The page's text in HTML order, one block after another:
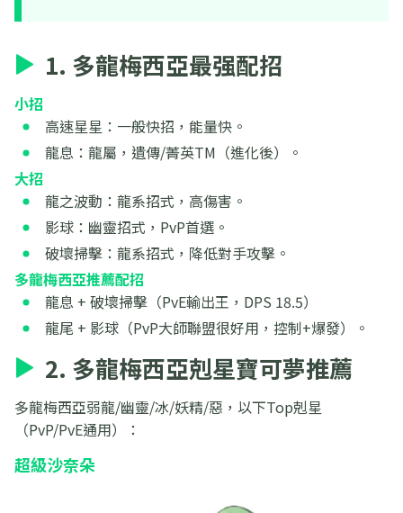
1. 多龍梅西亞最强配招
小招
高速星星：一般快招，能量快。
龍息：龍屬，遺傳/菁英TM（進化後）。
大招
龍之波動：龍系招式，高傷害。
影球：幽靈招式，PvP首選。
破壞掃擊：龍系招式，降低對手攻擊。
多龍梅西亞推薦配招
龍息 + 破壞掃擊（PvE輸出王，DPS 18.5）
龍尾 + 影球（PvP大師聯盟很好用，控制+爆發）。
2. 多龍梅西亞剋星寶可夢推薦
多龍梅西亞弱龍/幽靈/冰/妖精/惡，以下Top剋星
（PvP/PvE通用）：
超級沙奈朵